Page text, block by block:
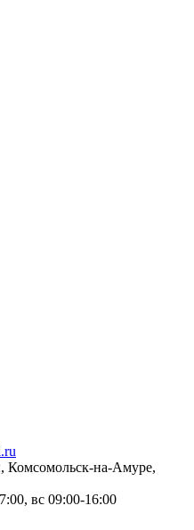
Комсомольск-на-Амуре,
вс 09:00-16:00